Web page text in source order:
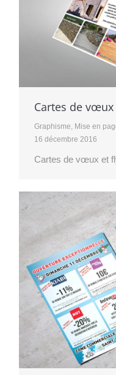
Cartes de
Graphisme Mise en
16 décembre 2016
Cartes de vœux et